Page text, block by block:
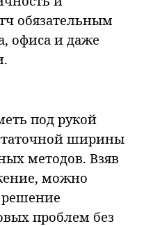
обязательным
офиса и даже
под рукой
ширины
методов. Взяв
можно
решение
проблем без